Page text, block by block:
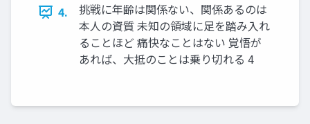
4.
挑戦に年齢は関係ない、関係あるのは
本人の資質 未知の領域に足を踏み入れ
ることほど 痛快なことはない 覚悟が
あれば、大抵のことは乗り切れる 4